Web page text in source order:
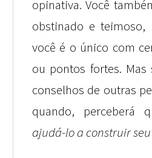
opinativa. Você
obstinado e teimoso,
você é o único com
ou pontos fortes.
conselhos de outras
quando, perceberá
ajudá-lo a construir